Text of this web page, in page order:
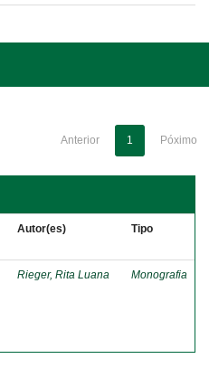
Anterior 1 Póximo
Autor(es) Tipo
Rieger, Rita Luana Monografia